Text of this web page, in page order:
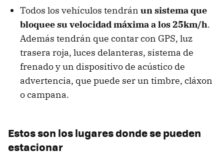
Todos los vehículos tendrán un sistema que
bloquee su velocidad máxima a los 25km/h.
Además tendrán que contar con GPS, luz
trasera roja, luces delanteras, sistema de
frenado y un dispositivo de acústico de
advertencia, que puede ser un timbre, cláxon
o campana.
Estos son los lugares donde se pueden
estacionar